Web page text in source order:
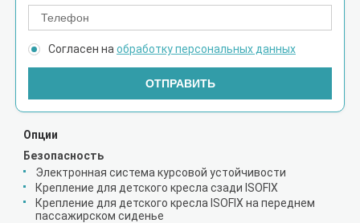
Согласен на обработку персональных данных
ОТПРАВИТЬ
Опции
Безопасность
Электронная система курсовой устойчивости
Крепление для детского кресла сзади ISOFIX
Крепление для детского кресла ISOFIX на переднем
пассажирском сиденье